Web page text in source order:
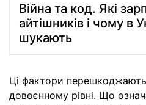
Війна та код. Які
айтішників і чому в
шукають
Ці фактори
довоєнному рівні. Що